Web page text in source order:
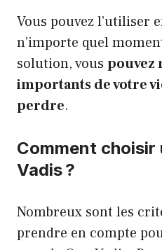
Vous pouvez l’utiliser
n’importe quel
solution, vous pouvez
importants de votre
perdre.
Comment choisir
Vadis ?
Nombreux sont les
prendre en compte